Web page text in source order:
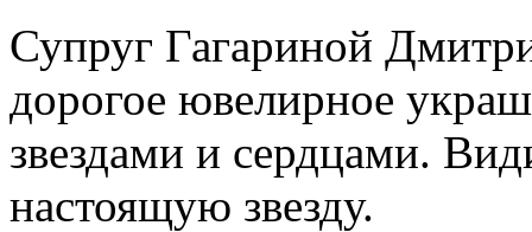
Супруг Гагариной
дорогое ювелирное
звездами и сердцами.
настоящую звезду.